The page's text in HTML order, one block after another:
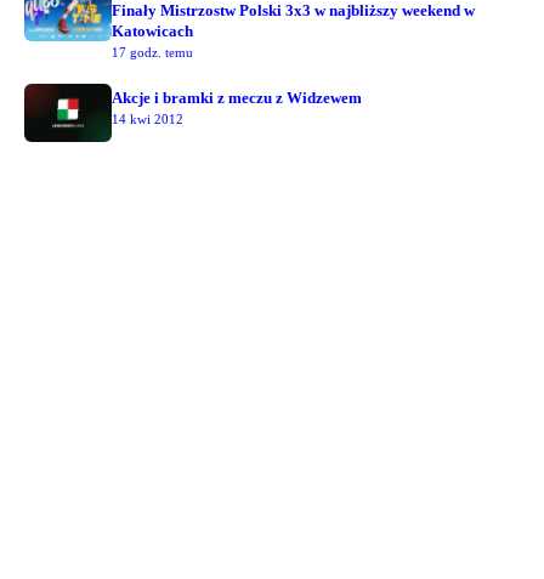
Finały Mistrzostw Polski 3x3 w najbliższy weekend w
Katowicach
17 godz. temu
Akcje i bramki z meczu z Widzewem
14 kwi 2012